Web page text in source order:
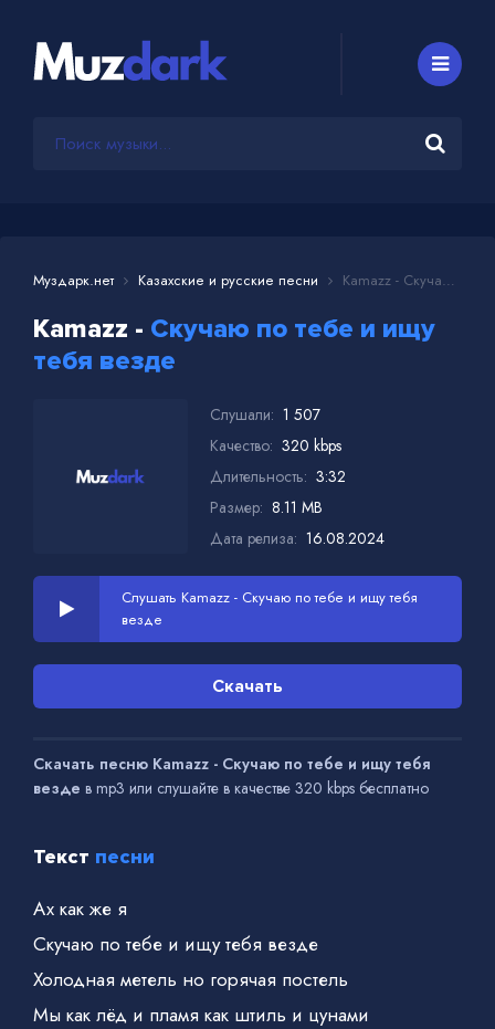
Муздарк.нет Казахские и русские песни Kamazz - Скучаю по тебе и ищу тебя везде
Kamazz - Скучаю по тебе и ищу
тебя везде
Слушали: 1 507
Качество: 320 kbps
Длительность: 3:32
Размер: 8.11 MB
Дата релиза: 16.08.2024
Слушать Kamazz - Скучаю по тебе и ищу тебя
везде
Скачать
Скачать песню Kamazz - Скучаю по тебе и ищу тебя
везде в mp3 или слушайте в качестве 320 kbps бесплатно
Текст песни
Ах как же я
Скучаю по тебе и ищу тебя везде
Холодная метель но горячая постель
Мы как лёд и пламя как штиль и цунами